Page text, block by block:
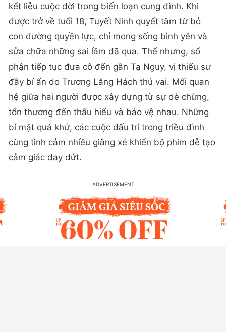
kết liễu cuộc đời trong biến loạn cung đình. Khi
được trở về tuổi 18, Tuyết Ninh quyết tâm từ bỏ
con đường quyền lực, chỉ mong sống bình yên và
sửa chữa những sai lầm đã qua. Thế nhưng, số
phận tiếp tục đưa cô đến gần Tạ Nguy, vị thiếu sư
đầy bí ẩn do Trương Lăng Hách thủ vai. Mối quan
hệ giữa hai người được xây dựng từ sự dè chừng,
tổn thương đến thấu hiểu và bảo vệ nhau. Những
bí mật quá khứ, các cuộc đấu trí trong triều đình
cùng tình cảm nhiều giằng xé khiến bộ phim dễ tạo
cảm giác day dứt.